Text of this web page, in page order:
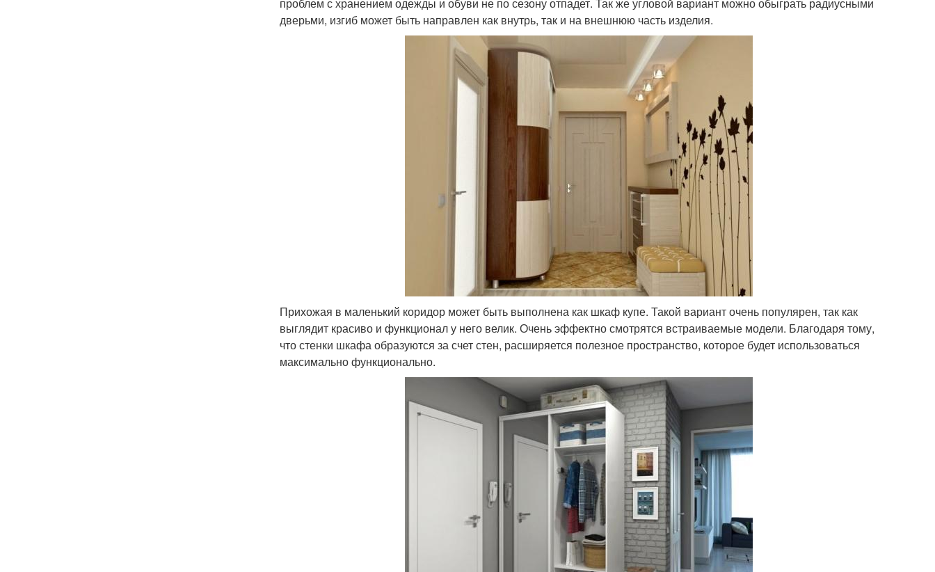
дверьми, изгиб может быть направлен как внутрь, так и на внешнюю часть изделия.
Прихожая в маленький коридор может быть выполнена как шкаф купе. Такой вариант очень популярен, так как
выглядит красиво и функционал у него велик. Очень эффектно смотрятся встраиваемые модели. Благодаря тому,
что стенки шкафа образуются за счет стен, расширяется полезное пространство, которое будет использоваться
максимально функционально.